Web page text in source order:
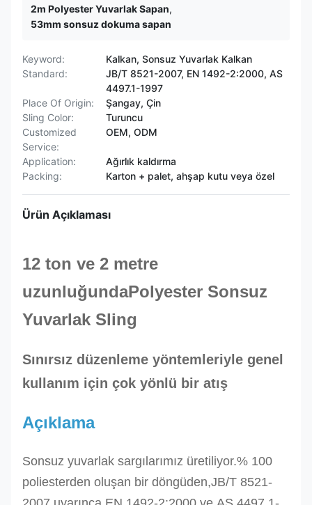
2m Polyester Yuvarlak Sapan,
53mm sonsuz dokuma sapan
Keyword:
Kalkan, Sonsuz Yuvarlak Kalkan
Standard:
JB/T 8521-2007, EN 1492-2:2000, AS
4497.1-1997
Place Of Origin:
Şangay, Çin
Sling Color:
Turuncu
Customized
Service:
OEM, ODM
Application:
Ağırlık kaldırma
Packing:
Karton + palet, ahşap kutu veya özel
Ürün Açıklaması
12 ton ve 2 metre
uzunluğundaPolyester Sonsuz
Yuvarlak Sling
Sınırsız düzenleme yöntemleriyle genel
kullanım için çok yönlü bir atış
Açıklama
Sonsuz yuvarlak sargılarımız üretiliyor.% 100
poliesterden oluşan bir döngüden,JB/T 8521-